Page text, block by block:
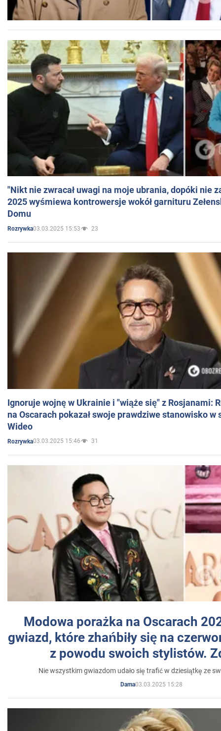
"Nikt nie zwracał uwagi na moje ubrania, dopóki nie
2025 wyśmiewa kontrowersje wokół garnituru
Domu
Rozrywka03.03.2025 15:53 23
Ignoruje wojnę w Ukrainie i "wiąże się" z Rosjanami:
na Oscarach pokazał swoje prawdziwe stanowisko w
Wideo
Rozrywka03.03.2025 15:46 31
Modowa porażka na Oscarach
gwiazd, które zhańbiły się na
z powodu swoich stylistów.
Nie wszystkim gwiazdom udało się trafić w dziesiątkę ze
Dama03.03.2025 15:28